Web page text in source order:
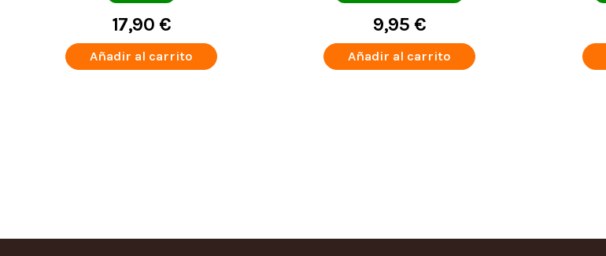
17,90 €
Añadir al carrito
9,95 €
Añadir al carrito